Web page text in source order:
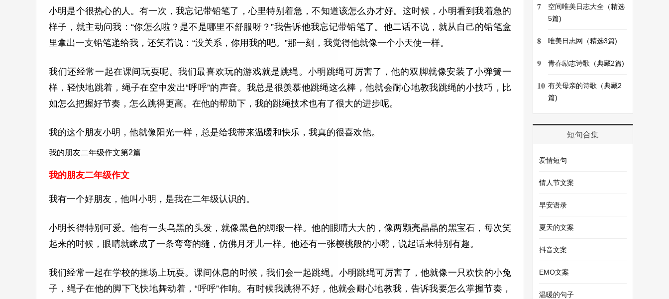
小明是个很热心的人。有一次，我忘记带铅笔了，心里特别着急，不知道该怎么办才好。这时候，小明看到我着急的
样子，就主动问我：“你怎么啦？是不是哪里不舒服呀？”我告诉他我忘记带铅笔了。他二话不说，就从自己的铅笔盒
里拿出一支铅笔递给我，还笑着说：“没关系，你用我的吧。”那一刻，我觉得他就像一个小天使一样。
我们还经常一起在课间玩耍呢。我们最喜欢玩的游戏就是跳绳。小明跳绳可厉害了，他的双脚就像安装了小弹簧一
样，轻快地跳着，绳子在空中发出“呼呼”的声音。我总是很羡慕他跳绳这么棒，他就会耐心地教我跳绳的小技巧，比
如怎么把握好节奏，怎么跳得更高。在他的帮助下，我的跳绳技术也有了很大的进步呢。
我的这个朋友小明，他就像阳光一样，总是给我带来温暖和快乐，我真的很喜欢他。
我的朋友二年级作文第2篇
我的朋友二年级作文
我有一个好朋友，他叫小明，是我在二年级认识的。
小明长得特别可爱。他有一头乌黑的头发，就像黑色的绸缎一样。他的眼睛大大的，像两颗亮晶晶的黑宝石，每次笑
起来的时候，眼睛就眯成了一条弯弯的缝，仿佛月牙儿一样。他还有一张樱桃般的小嘴，说起话来特别有趣。
我们经常一起在学校的操场上玩耍。课间休息的时候，我们会一起跳绳。小明跳绳可厉害了，他就像一只欢快的小兔
子，绳子在他的脚下飞快地舞动着，“呼呼”作响。有时候我跳得不好，他就会耐心地教我，告诉我要怎么掌握节奏，
7
空间唯美日志大全（精选
5篇)
8 唯美日志网（精选3篇)
9 青春励志诗歌（典藏2篇)
10 有关母亲的诗歌（典藏2
篇)
短句合集
爱情短句
情人节文案
早安语录
夏天的文案
抖音文案
EMO文案
温暖的句子